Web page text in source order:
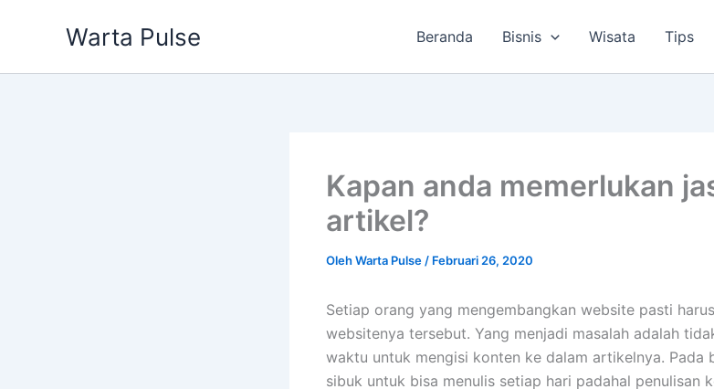
Warta Pulse Beranda Bisnis Wisata Tips
Kapan anda memerlukan
artikel?
OlehWarta Pulse / Februari 26, 2020
Setiap orang yang mengembangkan website pasti
websitenya tersebut. Yang menjadi masalah adalah
waktu untuk mengisi konten ke dalam artikelnya. Pada
sibuk untuk bisa menulis setiap hari padahal penulisan